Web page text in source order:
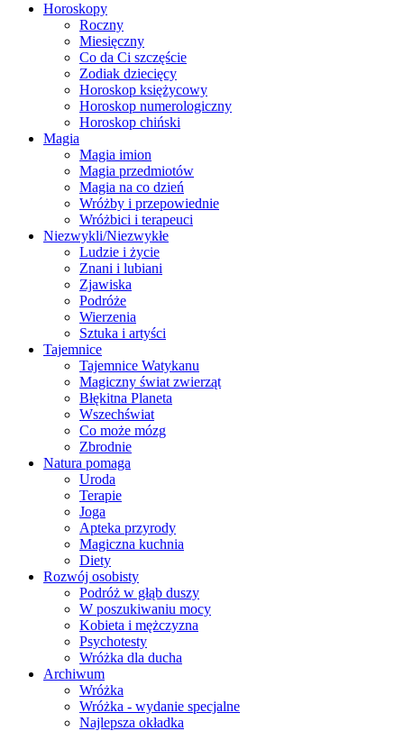
Horoskopy
Roczny
Miesięczny
Co da Ci szczęście
Zodiak dziecięcy
Horoskop księżycowy
Horoskop numerologiczny
Horoskop chiński
Magia
Magia imion
Magia przedmiotów
Magia na co dzień
Wróżby i przepowiednie
Wróżbici i terapeuci
Niezwykli/Niezwykłe
Ludzie i życie
Znani i lubiani
Zjawiska
Podróże
Wierzenia
Sztuka i artyści
Tajemnice
Tajemnice Watykanu
Magiczny świat zwierząt
Błękitna Planeta
Wszechświat
Co może mózg
Zbrodnie
Natura pomaga
Uroda
Terapie
Joga
Apteka przyrody
Magiczna kuchnia
Diety
Rozwój osobisty
Podróż w głąb duszy
W poszukiwaniu mocy
Kobieta i mężczyzna
Psychotesty
Wróżka dla ducha
Archiwum
Wróżka
Wróżka - wydanie specjalne
Najlepsza okładka